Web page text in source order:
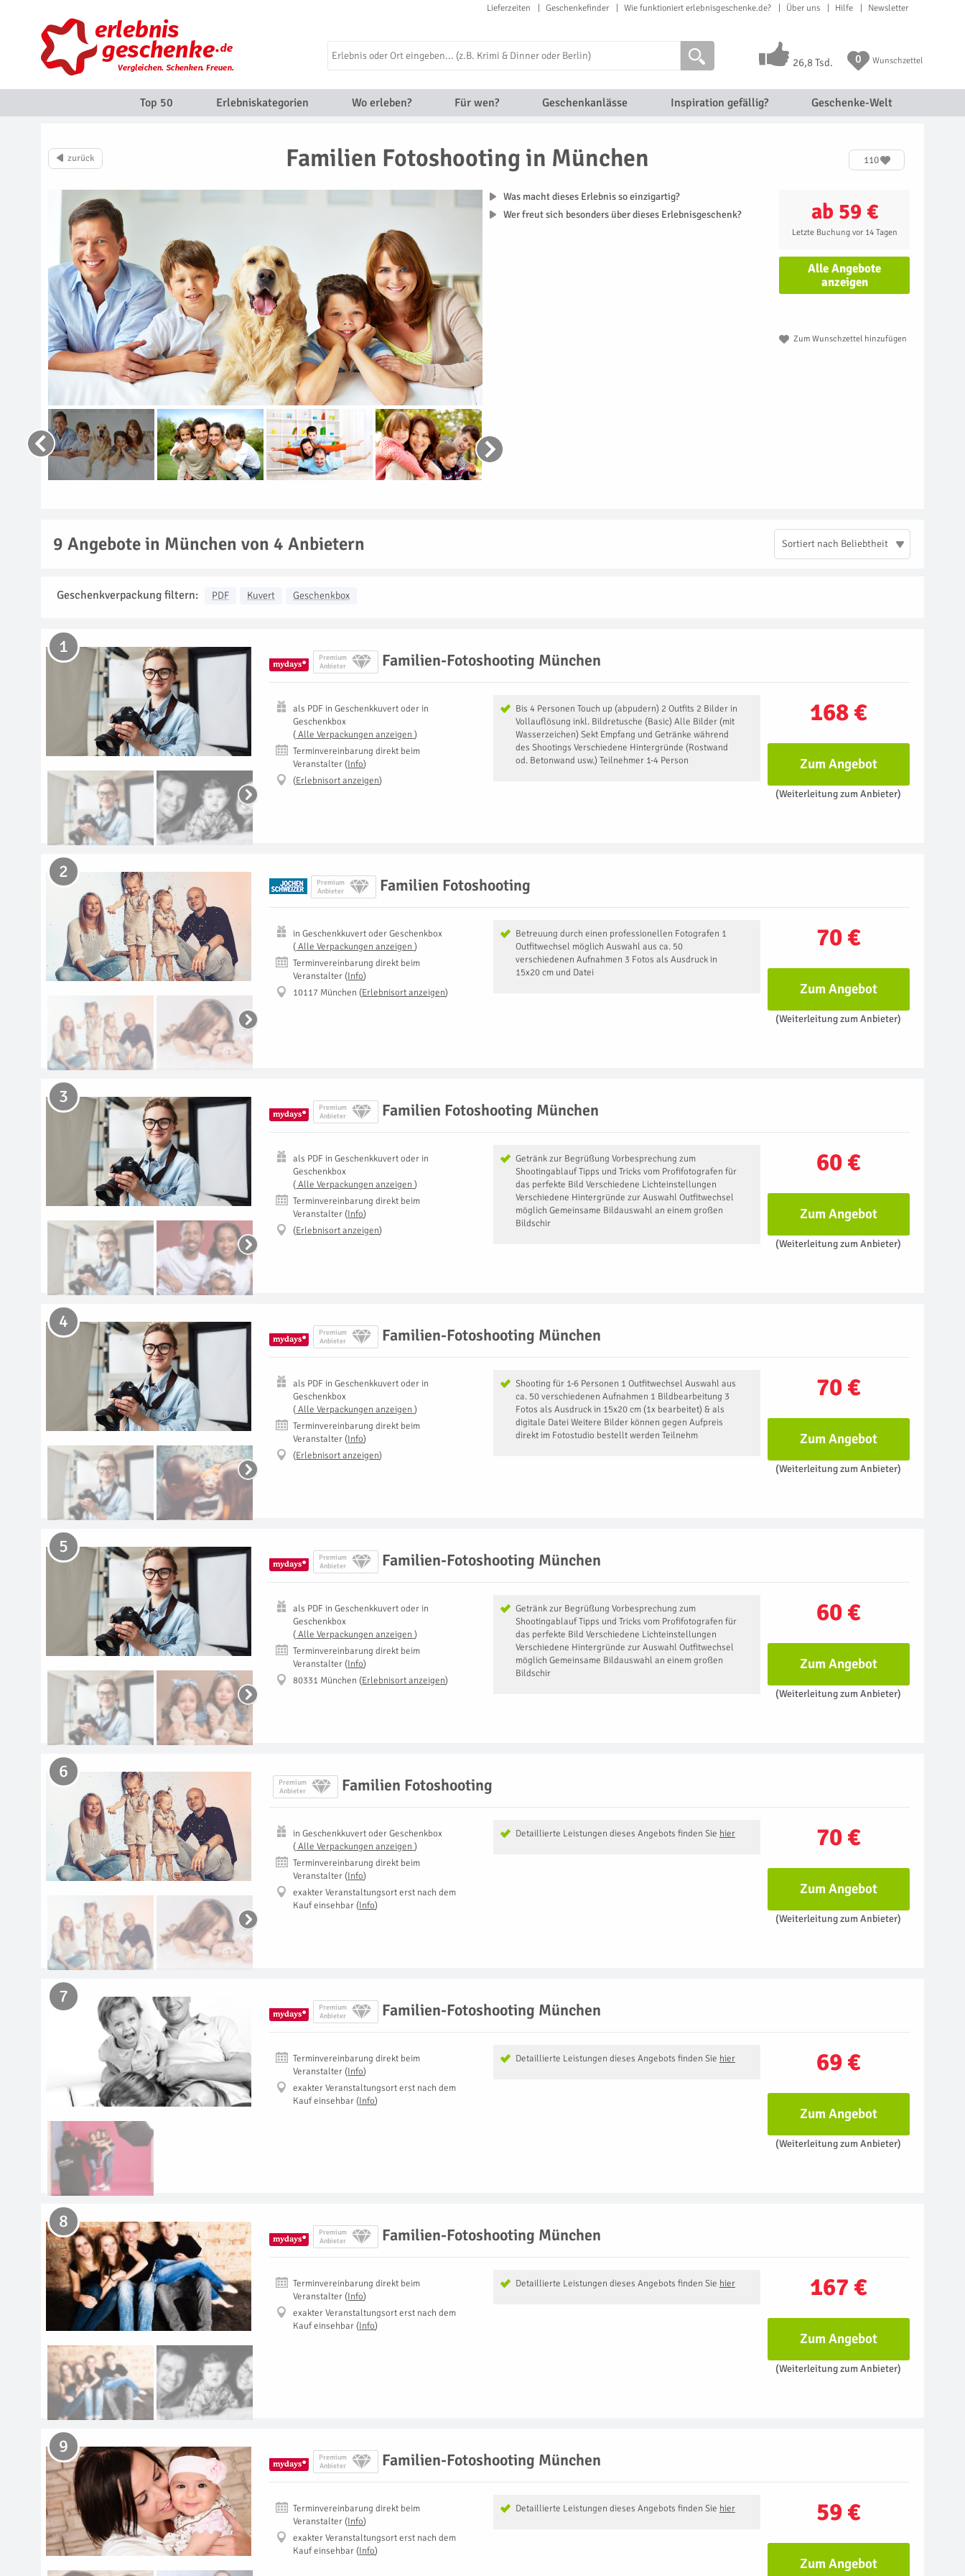
Lieferzeiten Geschenkefinder Wie funktioniert erlebnisgeschenke.de? Über uns Hilfe Newsletter
26,8 Tsd. 0 Wunschzettel
Top 50 Erlebniskategorien Wo erleben? Für wen? Geschenkanlässe Inspiration gefällig? Geschenke-Welt
Familien Fotoshooting in München 110
ab 59 €
Letzte Buchung vor 14 Tagen
Alle Angebote
anzeigen
Zum Wunschzettel hinzufügen
Was macht dieses Erlebnis so einzigartig?
Wer freut sich besonders über dieses Erlebnisgeschenk?
9 Angebote in München von 4 Anbietern Sortiert nach Beliebtheit
Geschenkverpackung filtern: PDF Kuvert Geschenkbox
Premium
Anbieter
Familien-Fotoshooting München
1
168 €
Bis 4 Personen Touch up (abpudern) 2 Outfits 2 Bilder in
Vollauflösung inkl. Bildretusche (Basic) Alle Bilder (mit
Wasserzeichen) Sekt Empfang und Getränke während
des Shootings Verschiedene Hintergründe (Rostwand
od. Betonwand usw.) Teilnehmer 1-4 Person
als PDFinGeschenkkuvert oder in
Geschenkbox
( Alle Verpackungen anzeigen )
Terminvereinbarung direkt beim
Veranstalter (Info)
(Erlebnisort anzeigen)
Zum Angebot
(Weiterleitung zum Anbieter)
Premium
Anbieter
Familien Fotoshooting
2
70 €
Betreuung durch einen professionellen Fotografen 1
Outfitwechsel möglich Auswahl aus ca. 50
verschiedenen Aufnahmen 3 Fotos als Ausdruck in
15x20 cm und Datei
inGeschenkkuvert oder Geschenkbox
( Alle Verpackungen anzeigen )
Terminvereinbarung direkt beim
Veranstalter (Info)
10117 München (Erlebnisort anzeigen) Zum Angebot
(Weiterleitung zum Anbieter)
Premium
Anbieter
Familien Fotoshooting München
3
60 €
Getränk zur Begrüßung Vorbesprechung zum
Shootingablauf Tipps und Tricks vom Profifotografen für
das perfekte Bild Verschiedene Lichteinstellungen
Verschiedene Hintergründe zur Auswahl Outfitwechsel
möglich Gemeinsame Bildauswahl an einem großen
Bildschir
als PDFinGeschenkkuvert oder in
Geschenkbox
( Alle Verpackungen anzeigen )
Terminvereinbarung direkt beim
Veranstalter (Info)
(Erlebnisort anzeigen)
Zum Angebot
(Weiterleitung zum Anbieter)
Premium
Anbieter
Familien-Fotoshooting München
4
70 €
Shooting für 1-6 Personen 1 Outfitwechsel Auswahl aus
ca. 50 verschiedenen Aufnahmen 1 Bildbearbeitung 3
Fotos als Ausdruck in 15x20 cm (1x bearbeitet) & als
digitale Datei Weitere Bilder können gegen Aufpreis
direkt im Fotostudio bestellt werden Teilnehm
als PDFinGeschenkkuvert oder in
Geschenkbox
( Alle Verpackungen anzeigen )
Terminvereinbarung direkt beim
Veranstalter (Info)
(Erlebnisort anzeigen)
Zum Angebot
(Weiterleitung zum Anbieter)
Premium
Anbieter
Familien-Fotoshooting München
5
60 €
Getränk zur Begrüßung Vorbesprechung zum
Shootingablauf Tipps und Tricks vom Profifotografen für
das perfekte Bild Verschiedene Lichteinstellungen
Verschiedene Hintergründe zur Auswahl Outfitwechsel
möglich Gemeinsame Bildauswahl an einem großen
Bildschir
als PDFinGeschenkkuvert oder in
Geschenkbox
( Alle Verpackungen anzeigen )
Terminvereinbarung direkt beim
Veranstalter (Info)
80331 München (Erlebnisort anzeigen)
Zum Angebot
(Weiterleitung zum Anbieter)
Premium
Anbieter
Familien Fotoshooting
6
70 €
Detaillierte Leistungen dieses Angebots finden Sie hier
inGeschenkkuvert oder Geschenkbox
( Alle Verpackungen anzeigen )
Terminvereinbarung direkt beim
Veranstalter (Info)
exakter Veranstaltungsort erst nach dem
Kauf einsehbar (Info)
Zum Angebot
(Weiterleitung zum Anbieter)
Premium
Anbieter
Familien-Fotoshooting München
7
69 €
Detaillierte Leistungen dieses Angebots finden Sie hier
Terminvereinbarung direkt beim
Veranstalter (Info)
exakter Veranstaltungsort erst nach dem
Kauf einsehbar (Info)
Zum Angebot
(Weiterleitung zum Anbieter)
Premium
Anbieter
Familien-Fotoshooting München
8
167 €
Detaillierte Leistungen dieses Angebots finden Sie hier
Terminvereinbarung direkt beim
Veranstalter (Info)
exakter Veranstaltungsort erst nach dem
Kauf einsehbar (Info)
Zum Angebot
(Weiterleitung zum Anbieter)
Premium
Anbieter
Familien-Fotoshooting München
9
59 €
Detaillierte Leistungen dieses Angebots finden Sie hier
Terminvereinbarung direkt beim
Veranstalter (Info)
exakter Veranstaltungsort erst nach dem
Kauf einsehbar (Info)
Zum Angebot